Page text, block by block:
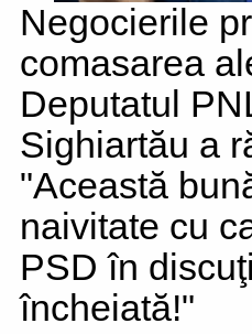
Negocierile
comasarea
Deputatul
Sighiartău a
"Această
naivitate cu
PSD în
încheiată!"